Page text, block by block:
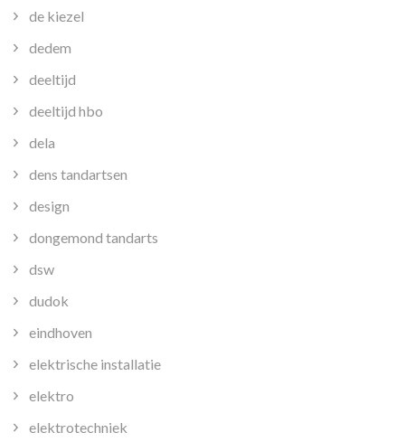
de kiezel
dedem
deeltijd
deeltijd hbo
dela
dens tandartsen
design
dongemond tandarts
dsw
dudok
eindhoven
elektrische installatie
elektro
elektrotechniek